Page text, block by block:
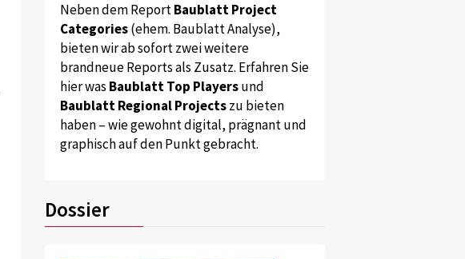
Neben dem ReportBaublatt Project
Categories(ehem. Baublatt Analyse),
bieten wir ab sofort zwei weitere
brandneue Reports als Zusatz. Erfahren Sie
hier was Baublatt Top Playersund
Baublatt Regional Projectszu bieten
haben – wie gewohnt digital, prägnant und
graphisch auf den Punkt gebracht.
Dossier